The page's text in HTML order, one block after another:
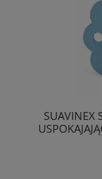
SUAVINEX